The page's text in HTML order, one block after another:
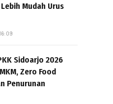
Mudah Urus
Sidoarjo 2026
Zero Food
Penurunan